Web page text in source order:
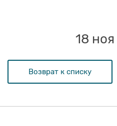
Возврат к списку
18